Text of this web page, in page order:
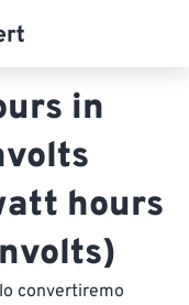
in
hours
convertiremo